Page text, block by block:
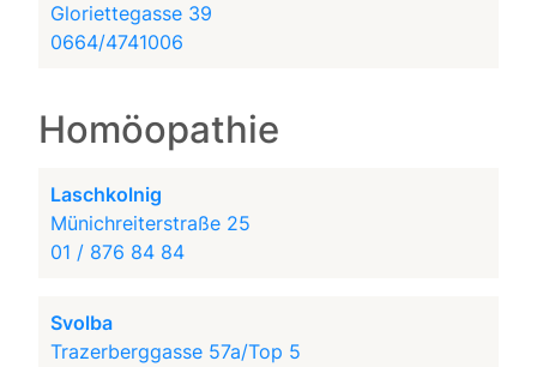
Gloriettegasse 39
0664/4741006
Homöopathie
Laschkolnig
Münichreiterstraße 25
01 / 876 84 84
Svolba
Trazerberggasse 57a/Top 5